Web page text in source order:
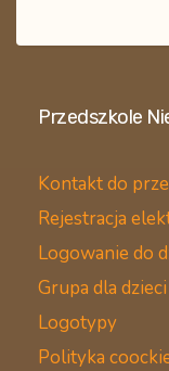
Przedszkole
Kontakt do
Rejestracja
Logowanie do
Grupa dla
Logotypy
Polityka